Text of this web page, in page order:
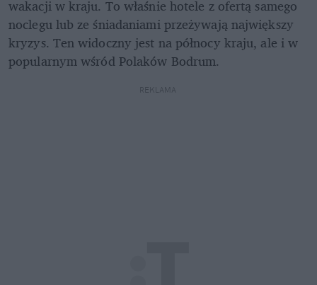
wakacji w kraju. To właśnie hotele z ofertą samego
noclegu lub ze śniadaniami przeżywają największy
kryzys. Ten widoczny jest na północy kraju, ale i w
popularnym wśród Polaków Bodrum.
REKLAMA